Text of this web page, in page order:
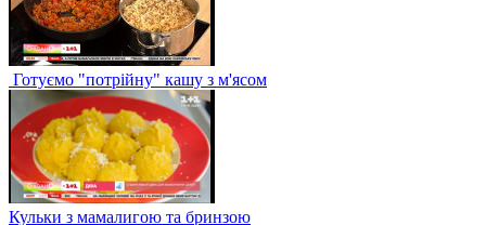
Готуємо "потрійну" кашу з м'ясом
Кульки з мамалигою та бринзою